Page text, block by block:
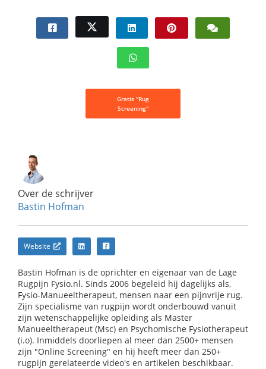
Gratis "Rug
Screening"
Over de schrijver
Bastin Hofman
Website
Bastin Hofman is de oprichter en eigenaar van de Lage
Rugpijn Fysio.nl. Sinds 2006 begeleid hij dagelijks als,
Fysio-Manueeltherapeut, mensen naar een pijnvrije rug.
Zijn specialisme van rugpijn wordt onderbouwd vanuit
zijn wetenschappelijke opleiding als Master
Manueeltherapeut (Msc) en Psychomische Fysiotherapeut
(i.o). Inmiddels doorliepen al meer dan 2500+ mensen
zijn "Online Screening" en hij heeft meer dan 250+
rugpijn gerelateerde video's en artikelen beschikbaar.